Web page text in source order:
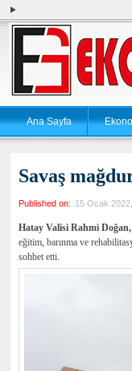
Ana Sayfa
Savaş
Published on: 15 Ocak
Hatay Valisi Rahmi
eğitim, barınma ve
sohbet etti.